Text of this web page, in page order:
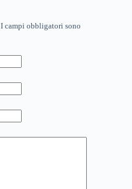
I campi obbligatori sono